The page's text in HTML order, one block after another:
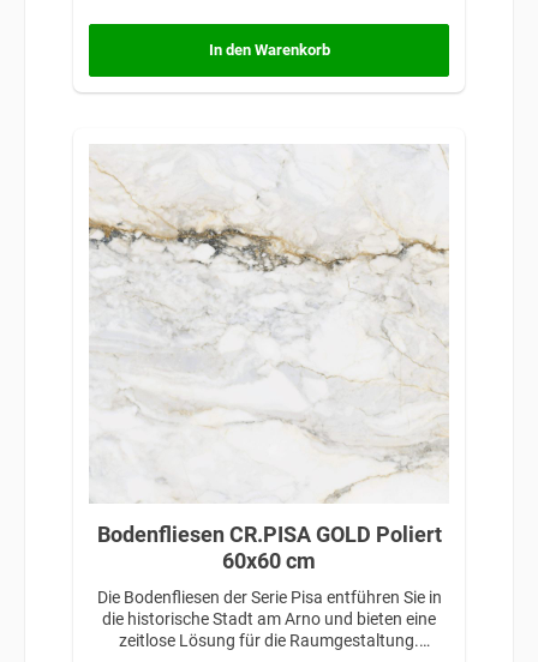
In den Warenkorb
Bodenfliesen CR.PISA GOLD Poliert
60x60 cm
Die Bodenfliesen der Serie Pisa entführen Sie in
die historische Stadt am Arno und bieten eine
zeitlose Lösung für die Raumgestaltung.